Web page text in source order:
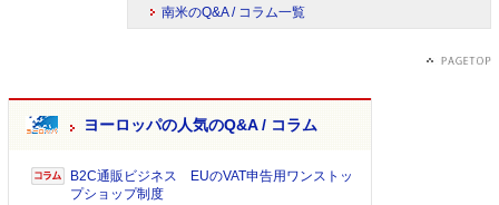
南米のQ&A / コラム一覧
ヨーロッパの人気のQ&A / コラム
B2C通販ビジネス EUのVAT申告用ワンストッ
プショップ制度